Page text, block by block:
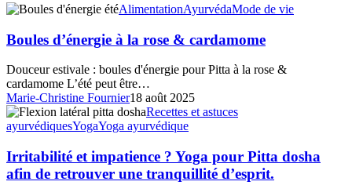
Boules
à
la
rose
&
cardamome
AlimentationAyurvédaMode de vie
Boules d’énergie à la rose & cardamome
Douceur estivale : boules d'énergie pour Pitta à la rose &
cardamome L’été peut être…
Marie-Christine Fournier18 août 2025
Irritabilité
et
?
Yoga
pour
Recettes et astuces
ayurvédiquesYogaYoga ayurvédique
Irritabilité et impatience ? Yoga pour Pitta dosha
afin de retrouver une tranquillité d’esprit.